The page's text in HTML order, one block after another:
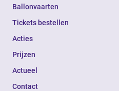
Ballonvaarten
Tickets bestellen
Acties
Prijzen
Actueel
Contact